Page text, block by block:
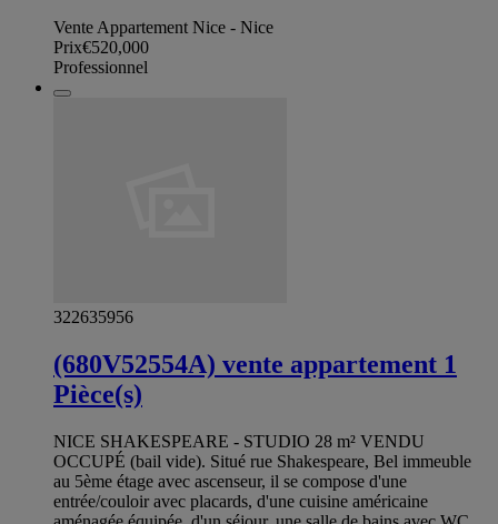
Vente Appartement Nice - Nice
Prix€520,000
Professionnel
322635956
(680V52554A) vente appartement 1
Pièce(s)
NICE SHAKESPEARE - STUDIO 28 m² VENDU
OCCUPÉ (bail vide). Situé rue Shakespeare, Bel immeuble
au 5ème étage avec ascenseur, il se compose d'une
entrée/couloir avec placards, d'une cuisine américaine